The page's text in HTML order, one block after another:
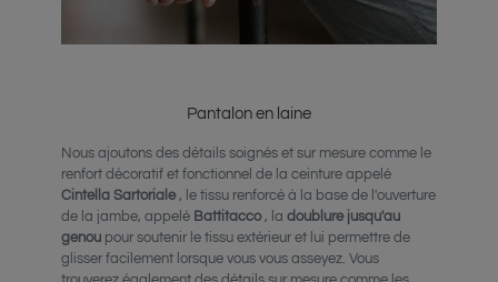
Pantalon en laine
Nous ajoutons des détails soignés et sur mesure comme le
renfort décoratif et fonctionnel de la ceinture appelé
Cintella Sartoriale, le tissu renforcé à la base de l'ouverture
de la jambe, appelé Battitacco, la doublure jusqu'au
genou pour soutenir le tissu extérieur et lui permettre de
glisser facilement lorsque vous vous asseyez. Vous